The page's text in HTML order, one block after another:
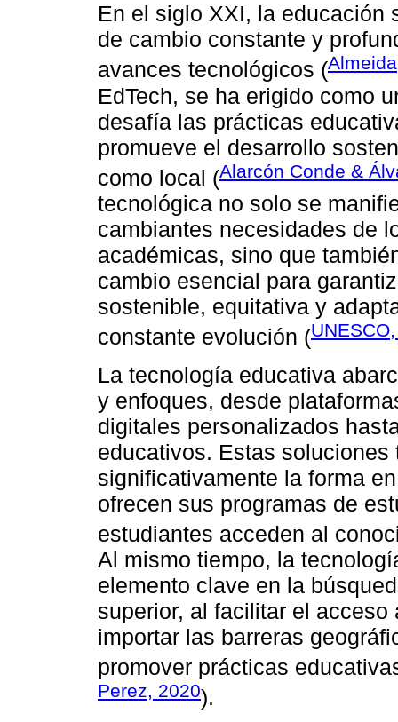
En el siglo XXI, la educación
de cambio constante y
avances tecnológicos (
EdTech, se ha erigido como
desafía las prácticas
promueve el desarrollo
como local (Alarcón Conde &
tecnológica no solo se
cambiantes necesidades de
académicas, sino que
cambio esencial para
sostenible, equitativa y
constante evolución (
La tecnología educativa
y enfoques, desde
digitales personalizados
educativos. Estas
significativamente la forma
ofrecen sus programas de
estudiantes acceden al
Al mismo tiempo, la
elemento clave en la
superior, al facilitar el
importar las barreras
promover prácticas
Perez, 2020).